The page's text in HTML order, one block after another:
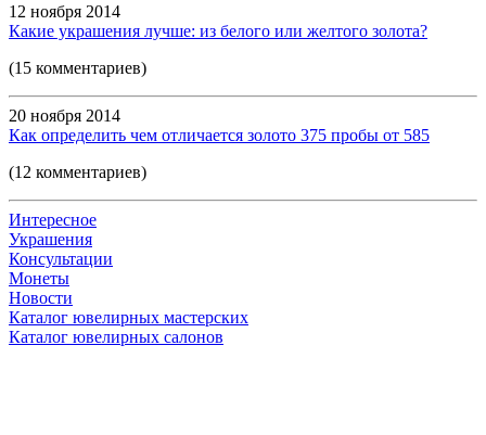
12 ноября 2014
Какие украшения лучше: из белого или желтого золота?
(15 комментариев)
20 ноября 2014
Как определить чем отличается золото 375 пробы от 585
(12 комментариев)
Интересное
Украшения
Консультации
Монеты
Новости
Каталог ювелирных мастерских
Каталог ювелирных салонов